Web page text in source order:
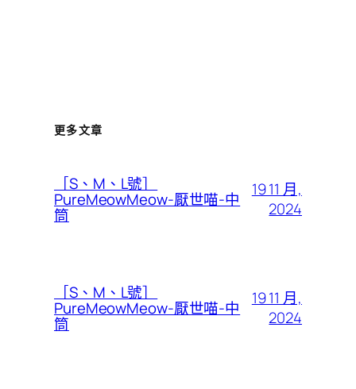
更多文章
［S、M、L號］
PureMeowMeow-厭世喵-中
筒
19 11 月,
2024
［S、M、L號］
PureMeowMeow-厭世喵-中
筒
19 11 月,
2024